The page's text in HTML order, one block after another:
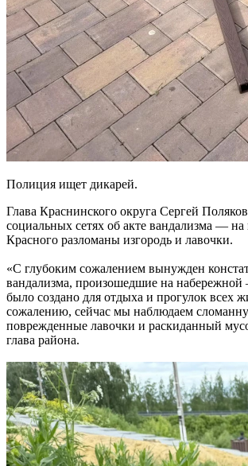
Полиция ищет дикарей.
Глава Краснинского округа Сергей
социальных сетях об акте вандализма —
Красного разломаны изгородь и лавочки.
«С глубоким сожалением вынужден
вандализма, произошедшие на набережной
было создано для отдыха и прогулок всех
сожалению, сейчас мы наблюдаем
поврежденные лавочки и раскиданный
глава района.